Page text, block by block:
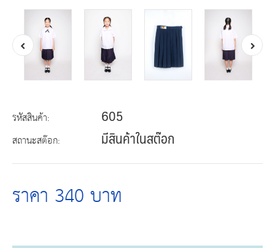
รหัสสินค้า: 605
สถานะสต๊อก: มีสินค้าในสต๊อก
ราคา 340 บาท